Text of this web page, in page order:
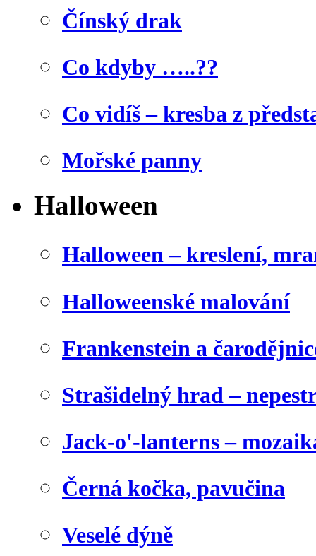
Čínský drak
Co kdyby …..??
Co vidíš – kresba z
Mořské panny
Halloween
Halloween – kreslení,
Halloweenské malování
Frankenstein a
Strašidelný hrad –
Jack-o'-lanterns –
Černá kočka, pavučina
Veselé dýně